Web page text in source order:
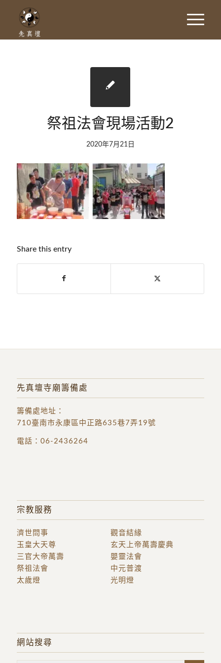
祭祖法會現場活動2
2020年7月21日
Share this entry
先真壇寺廟籌備處
籌備處地址 ：
710臺南市永康區中正路635巷7弄19號
電話： 06-2436264
宗教服務
濟世問事
觀音結緣
玉皇大天尊
三官大帝萬壽
玄天上帝萬壽慶典
嬰靈法會
祭祖法會
中元普渡
太歲燈
光明燈
網站搜尋